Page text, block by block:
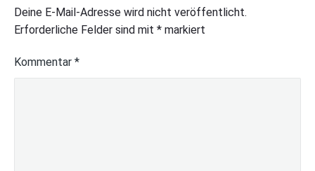
Deine E-Mail-Adresse wird nicht veröffentlicht.
Erforderliche Felder sind mit * markiert
Kommentar *